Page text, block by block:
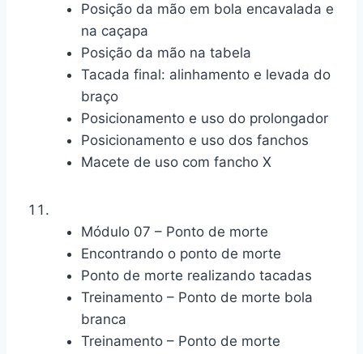
Posição da mão em bola encavalada e
na caçapa
Posição da mão na tabela
Tacada final: alinhamento e levada do
braço
Posicionamento e uso do prolongador
Posicionamento e uso dos fanchos
Macete de uso com fancho X
Módulo 07 – Ponto de morte
Encontrando o ponto de morte
Ponto de morte realizando tacadas
Treinamento – Ponto de morte bola
branca
Treinamento – Ponto de morte